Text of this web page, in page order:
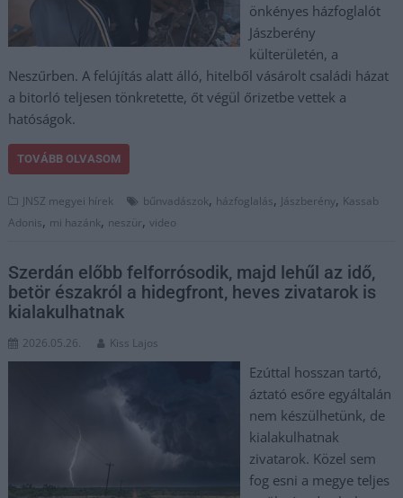
önkényes házfoglalót
Jászberény
külterületén, a
Neszűrben. A felújítás alatt álló, hitelből vásárolt családi házat
a bitorló teljesen tönkretette, őt végül őrizetbe vettek a
hatóságok.
TOVÁBB OLVASOM
JNSZ megyei hírek bűnvadászok, házfoglalás, Jászberény, Kassab
Adonis, mi hazánk, neszür,video
Szerdán előbb felforrósodik, majd lehűl az idő,
betör északról a hidegfront, heves zivatarok is
kialakulhatnak
2026.05.26. Kiss Lajos
Ezúttal hosszan tartó,
áztató esőre egyáltalán
nem készülhetünk, de
kialakulhatnak
zivatarok. Közel sem
fog esni a megye teljes